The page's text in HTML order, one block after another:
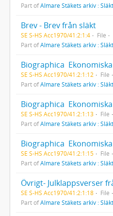
Part ofAlmare Stäkets arkiv :
Brev - Brev från släkt
SE S-HS Acc1970/41:2:1:4 File
Part ofAlmare Stäkets arkiv :
SE S-HS Acc1970/41:2:1:12 File
Part ofAlmare Stäkets arkiv :
SE S-HS Acc1970/41:2:1:13 File
Part ofAlmare Stäkets arkiv :
Biographica 
SE S-HS Acc1970/41:2:1:15
File
Part ofAlmare Stäkets arkiv :
Övrigt- Julklappsverser
SE S-HS Acc1970/41:2:1:18
File
Part ofAlmare Stäkets arkiv :